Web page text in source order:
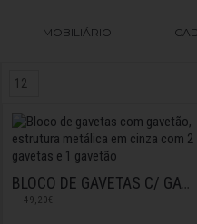
MOBILIÁRIO
BLOCO DE GAVETAS C/ GAVETÃO
49,20€